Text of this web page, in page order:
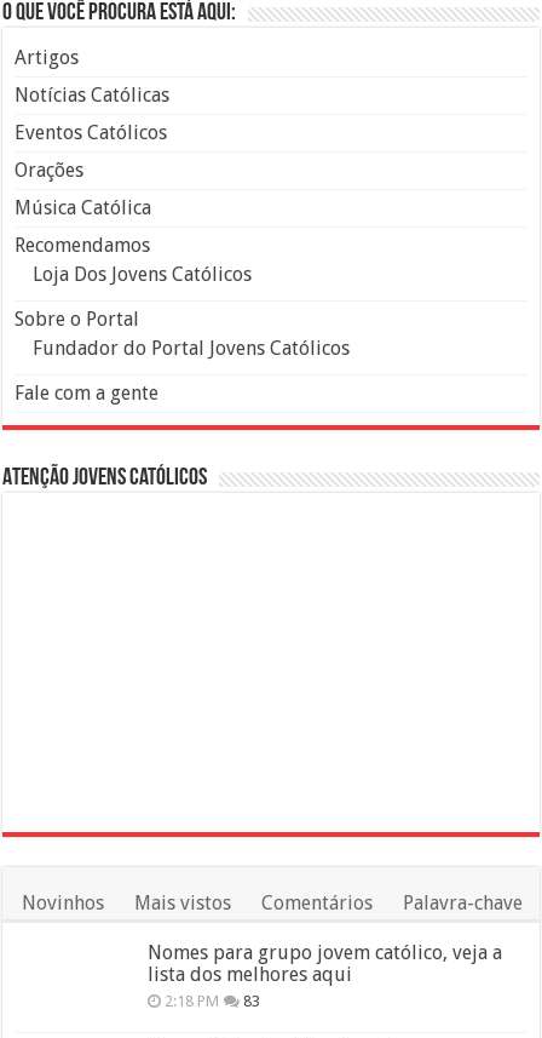
O que você procura está aqui:
Artigos
Notícias Católicas
Eventos Católicos
Orações
Música Católica
Recomendamos
Loja Dos Jovens Católicos
Sobre o Portal
Fundador do Portal Jovens Católicos
Fale com a gente
Atenção Jovens Católicos
Novinhos Mais vistos Comentários Palavra-chave
Nomes para grupo jovem católico, veja a
lista dos melhores aqui
2:18 PM 83